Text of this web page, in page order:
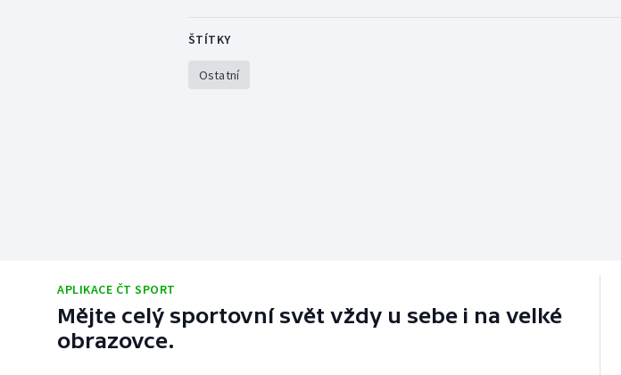
ŠTÍTKY
Ostatní
APLIKACE ČT SPORT
Mějte celý sportovní svět vždy u sebe i na velké
obrazovce.